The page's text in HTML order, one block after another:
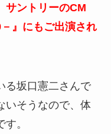
サントリーのCM
』にもご出演され
る坂口憲二さんで
いそうなので、体
。